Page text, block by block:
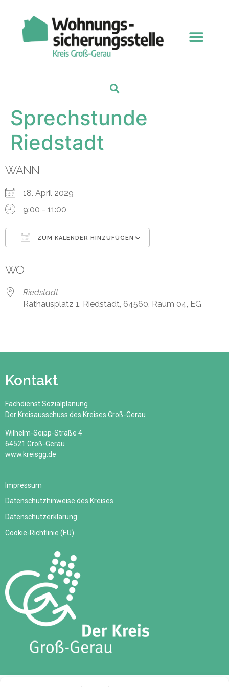
Sprechstunde
Riedstadt
WANN
18. April 2029
9:00 - 11:00
ZUM KALENDER HINZUFÜGEN
WO
Riedstadt
Rathausplatz 1, Riedstadt, 64560, Raum 04, EG
Kontakt
Fachdienst Sozialplanung
Der Kreisausschuss des Kreises Groß-Gerau
Wilhelm-Seipp-Straße 4
64521 Groß-Gerau
www.kreisgg.de
Impressum
Datenschutzhinweise des Kreises
Datenschutzerklärung
Cookie-Richtlinie (EU)